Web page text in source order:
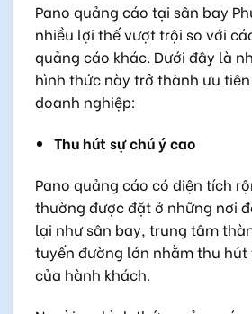
Pano quảng cáo tại sân bay
nhiều lợi thế vượt trội so với
quảng cáo khác. Dưới đây là
hình thức này trở thành ưu
doanh nghiệp:
Thu hút sự chú ý cao
Pano quảng cáo có diện tích
thường được đặt ở những nơi
lại như sân bay, trung tâm
tuyến đường lớn nhằm thu hút
của hành khách.